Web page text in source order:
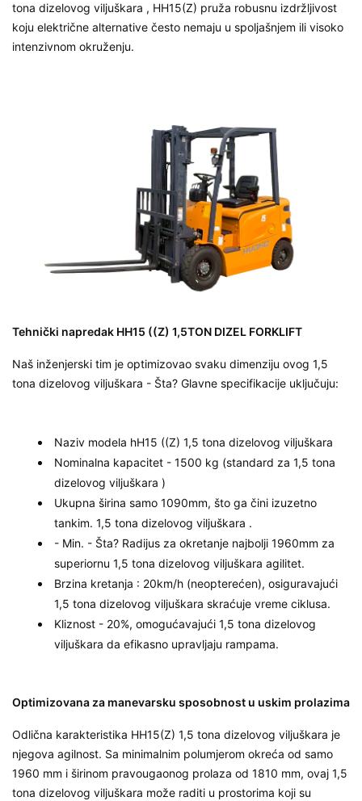
tona dizelovog viljuškara , HH15(Z) pruža robusnu izdržljivost
koju električne alternative često nemaju u spoljašnjem ili visoko
intenzivnom okruženju.
Tehnički napredak HH15 ((Z) 1,5TON DIZEL FORKLIFT
Naš inženjerski tim je optimizovao svaku dimenziju ovog 1,5
tona dizelovog viljuškara - Šta? Glavne specifikacije uključuju:
Naziv modela hH15 ((Z) 1,5 tona dizelovog viljuškara
Nominalna kapacitet - 1500 kg (standard za 1,5 tona
dizelovog viljuškara )
Ukupna širina samo 1090mm, što ga čini izuzetno
tankim. 1,5 tona dizelovog viljuškara .
- Min. - Šta? Radijus za okretanje najbolji 1960mm za
superiornu 1,5 tona dizelovog viljuškara agilitet.
Brzina kretanja : 20km/h (neopterećen), osiguravajući
1,5 tona dizelovog viljuškara skraćuje vreme ciklusa.
Kliznost - 20%, omogućavajući 1,5 tona dizelovog
viljuškara da efikasno upravljaju rampama.
Optimizovana za manevarsku sposobnost u uskim prolazima
Odlična karakteristika HH15(Z) 1,5 tona dizelovog viljuškara je
njegova agilnost. Sa minimalnim polumjerom okreća od samo
1960 mm i širinom pravougaonog prolaza od 1810 mm, ovaj 1,5
tona dizelovog viljuškara može raditi u prostorima koji su